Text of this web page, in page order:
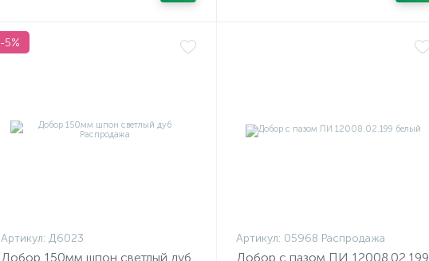
-5%
Артикул: Д6023
Добор 150мм шпон светлый дуб
Артикул: 05968 Распродажа
Добор с пазом ПИ 12008.02.199